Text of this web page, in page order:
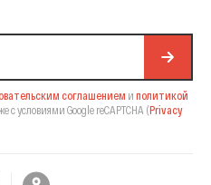
соглашением и политикой
с условиями Google reCAPTCHA (Privacy